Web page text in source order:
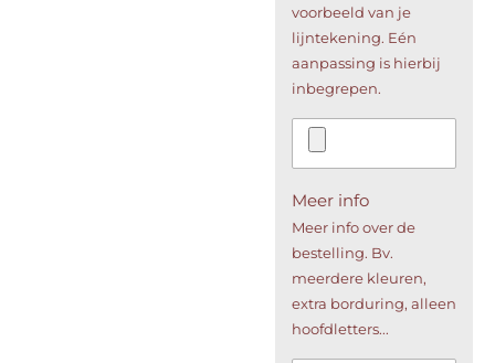
voorbeeld van je
lijntekening. Eén
aanpassing is hierbij
inbegrepen.
Meer info
Meer info over de
bestelling. Bv.
meerdere kleuren,
extra borduring, alleen
hoofdletters...